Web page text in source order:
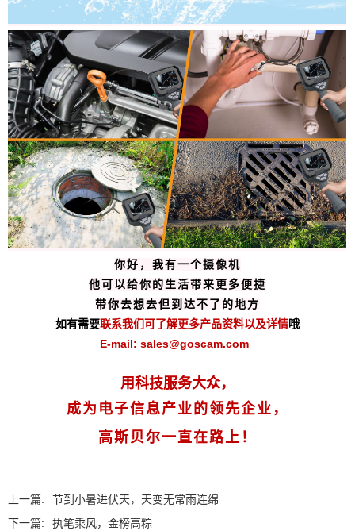
你好，我有一个摄像机
他可以给你的生活带来更多便捷
带你去想去但到达不了的地方
如有需要联系我们可了解更多产品资料以及详情哦
E-mail: sales@goscam.com
用科技服务大众，
成为电子信息产业的领先企业，
高斯贝尔一直在路上！
上一篇:
节到小暑进伏天，天变无常雨连绵
下一篇:
执笔乘风，金榜高粽